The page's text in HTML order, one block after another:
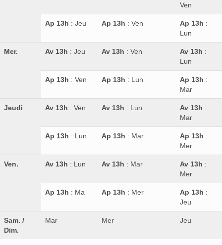
Ven
Ap 13h : Jeu Ap 13h : Ven Ap 13h :
Lun
Mer. Av 13h : Jeu Av 13h : Ven Av 13h :
Lun
Ap 13h : Ven Ap 13h : Lun Ap 13h :
Mar
Jeudi Av 13h : Ven Av 13h : Lun Av 13h :
Mar
Ap 13h : Lun Ap 13h : Mar Ap 13h :
Mer
Ven. Av 13h : Lun Av 13h : Mar Av 13h :
Mer
Ap 13h : Ma Ap 13h : Mer Ap 13h :
Jeu
Sam. /
Dim.
Mar Mer Jeu